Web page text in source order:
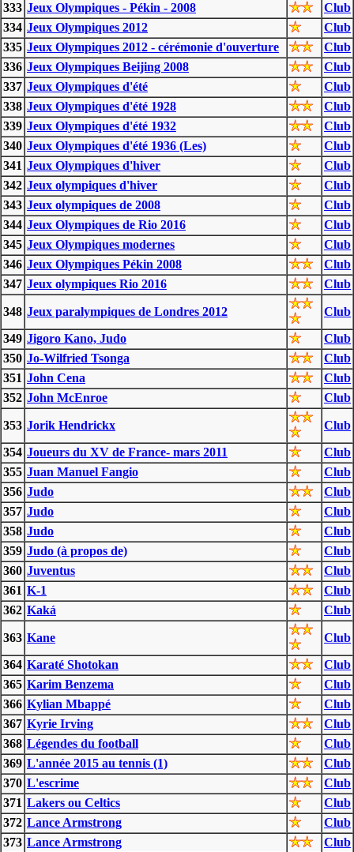
333 Jeux Olympiques - Pékin - 2008
Club
334 Jeux Olympiques 2012
Club
335 Jeux Olympiques 2012 - cérémonie d'ouverture
Club
336 Jeux Olympiques Beijing 2008
Club
337 Jeux Olympiques d'été
Club
338 Jeux Olympiques d'été 1928
Club
339 Jeux Olympiques d'été 1932
Club
340 Jeux Olympiques d'été 1936 (Les)
Club
341 Jeux Olympiques d'hiver
Club
342 Jeux olympiques d'hiver
Club
343 Jeux olympiques de 2008
Club
344 Jeux Olympiques de Rio 2016
Club
345 Jeux Olympiques modernes
Club
346 Jeux Olympiques Pékin 2008
Club
347 Jeux olympiques Rio 2016 Club
348 Jeux paralympiques de Londres 2012
Club
349 Jigoro Kano, Judo
Club
350 Jo-Wilfried Tsonga
Club
351 John Cena
Club
352 John McEnroe Club
353 Jorik Hendrickx
Club
354 Joueurs du XV de France- mars 2011
Club
355 Juan Manuel Fangio
Club
356 Judo
Club
357 Judo
Club
358 Judo
Club
359 Judo (à propos de)
Club
360 Juventus
Club
361 K-1
Club
362 Kaká Club
363 Kane
Club
364 Karaté Shotokan
Club
365 Karim Benzema
Club
366 Kylian Mbappé
Club
367 Kyrie Irving
Club
368 Légendes du football
Club
369 L'année 2015 au tennis (1)
Club
370 L'escrime
Club
371 Lakers ou Celtics
Club
372 Lance Armstrong
Club
373 Lance Armstrong
Club